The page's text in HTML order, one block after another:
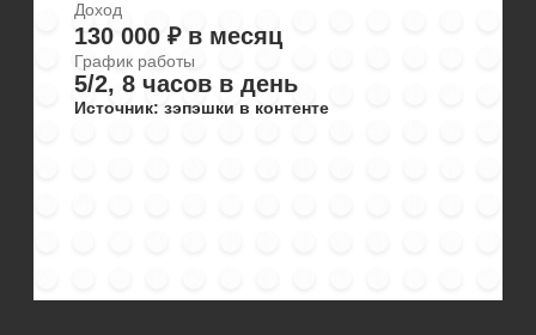
Задачи
Контент-план, сбор фактуры,
написание текстов, аналитика
Доход
120 000 ₽ в месяц
График работы
5/2, 6-7 часов в день